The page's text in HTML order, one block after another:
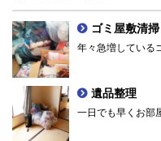
ゴミ屋敷清掃
年々急増している
遺品整理
一日でも早くお部